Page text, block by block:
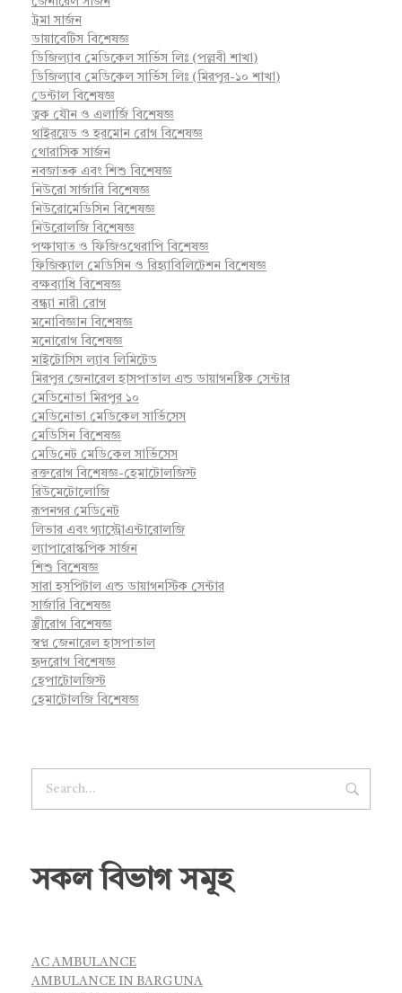
ট্রমা সার্জন
ডায়াবেটিস বিশেষজ্ঞ
ডিজিল্যাব মেডিকেল সার্ভিস লিঃ (পল্লবী শাখা)
ডিজিল্যাব মেডিকেল সার্ভিস লিঃ (মিরপুর-১০ শাখা)
ডেন্টাল বিশেষজ্ঞ
ত্বক যৌন ও এলার্জি বিশেষজ্ঞ
থাইরয়েড ও হরমোন রোগ বিশেষজ্ঞ
থোরাসিক সার্জন
নবজাতক এবং শিশু বিশেষজ্ঞ
নিউরো সার্জারি বিশেষজ্ঞ
নিউরোমেডিসিন বিশেষজ্ঞ
নিউরোলজি বিশেষজ্ঞ
পক্ষাঘাত ও ফিজিওথেরাপি বিশেষজ্ঞ
ফিজিক্যাল মেডিসিন ও রিহ্যাবিলিটেশন বিশেষজ্ঞ
বক্ষব্যাধি বিশেষজ্ঞ
বন্ধ্যা নারী রোগ
মনোবিজ্ঞান বিশেষজ্ঞ
মনোরোগ বিশেষজ্ঞ
মাইটোসিস ল্যাব লিমিটেড
মিরপুর জেনারেল হাসপাতাল এন্ড ডায়াগনষ্টিক সেন্টার
মেডিনোভা মিরপুর ১০
মেডিনোভা মেডিকেল সার্ভিসেস
মেডিসিন বিশেষজ্ঞ
মে‌ডি‌নেট মে‌ডি‌কেল সা‌র্ভিসেস
রক্তরোগ বিশেষজ্ঞ-হেমাটোলজিস্ট
রিউমেটোলোজি
রূপনগর মে‌ডি‌নেট
লিভার এবং গ্যাস্ট্রোএন্টারোলজি
ল্যাপারোস্কপিক সার্জন
শিশু বিশেষজ্ঞ
সারা হসপিটাল এন্ড ডায়াগনস্টিক সেন্টার
সার্জারি বিশেষজ্ঞ
স্ত্রীরোগ বিশেষজ্ঞ
স্বপ্ন জেনারেল হাসপাতাল
হৃদরোগ বিশেষজ্ঞ
হেপাটোলজিস্ট
হেমাটোলজি বিশেষজ্ঞ
সকল বিভাগ সমূহ
AC AMBULANCE
AMBULANCE IN BARGUNA